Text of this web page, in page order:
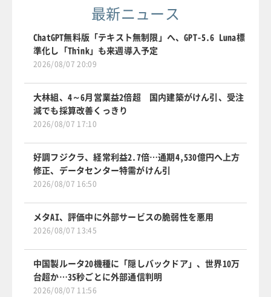
最新ニュース
ChatGPT無料版「テキスト無制限」へ、GPT-5.6 Luna標
準化し「Think」も来週導入予定
2026/08/07 20:09
大林組、4～6月営業益2倍超 国内建築がけん引、受注
減でも採算改善くっきり
2026/08/07 17:10
好調フジクラ、経常利益2.7倍…通期4,530億円へ上方
修正、データセンター特需がけん引
2026/08/07 16:50
メタAI、評価中に外部サービスの脆弱性を悪用
2026/08/07 13:45
中国製ルータ20機種に「隠しバックドア」、世界10万
台超か…35秒ごとに外部通信判明
2026/08/07 11:56